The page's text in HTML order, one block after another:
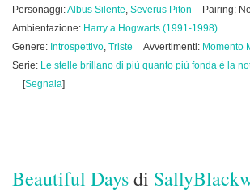
Personaggi:Albus Silente, Severus Piton
Pairing:
Ambientazione: Harry a Hogwarts (1991-1998)
Genere: Introspettivo, Triste Avvertimenti: Momento
Serie: Le stelle brillano di più quanto più fonda è la
[Segnala]
Beautiful Daysdi